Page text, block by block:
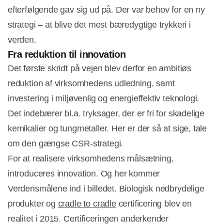
efterfølgende gav sig ud på. Der var behov for en ny
strategi – at blive det mest bæredygtige trykkeri i
verden.
Fra reduktion til innovation
Det første skridt på vejen blev derfor en ambitiøs
reduktion af virksomhedens udledning, samt
investering i miljøvenlig og energieffektiv teknologi.
Det indebærer bl.a. tryksager, der er fri for skadelige
kemikalier og tungmetaller. Her er der så at sige, tale
om den gængse CSR-strategi.
For at realisere virksomhedens målsætning,
introduceres innovation. Og her kommer
Verdensmålene ind i billedet. Biologisk nedbrydelige
produkter og cradle to cradlecertificering blev en
realitet i 2015. Certificeringen anderkender